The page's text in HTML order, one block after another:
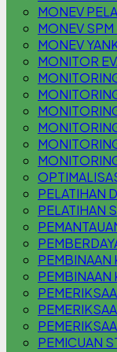
MONEV
MONEV SPM
MONEV
MONITOR
PELATIHAN
PELATIHAN
PEMBINAAN
PEMBINAAN
PEMICUAN